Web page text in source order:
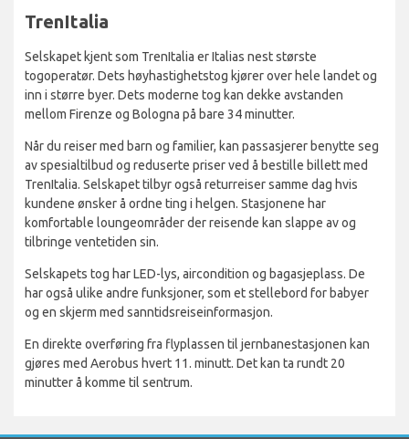
TrenItalia
Selskapet kjent som TrenItalia er Italias nest største
togoperatør. Dets høyhastighetstog kjører over hele landet og
inn i større byer. Dets moderne tog kan dekke avstanden
mellom Firenze og Bologna på bare 34 minutter.
Når du reiser med barn og familier, kan passasjerer benytte seg
av spesialtilbud og reduserte priser ved å bestille billett med
TrenItalia. Selskapet tilbyr også returreiser samme dag hvis
kundene ønsker å ordne ting i helgen. Stasjonene har
komfortable loungeområder der reisende kan slappe av og
tilbringe ventetiden sin.
Selskapets tog har LED-lys, aircondition og bagasjeplass. De
har også ulike andre funksjoner, som et stellebord for babyer
og en skjerm med sanntidsreiseinformasjon.
En direkte overføring fra flyplassen til jernbanestasjonen kan
gjøres med Aerobus hvert 11. minutt. Det kan ta rundt 20
minutter å komme til sentrum.